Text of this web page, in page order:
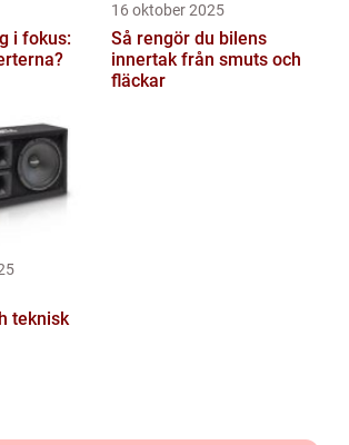
i fokus:
16 oktober 2025
Så rengör du bilens
innertak från smuts och
fläckar
teknisk